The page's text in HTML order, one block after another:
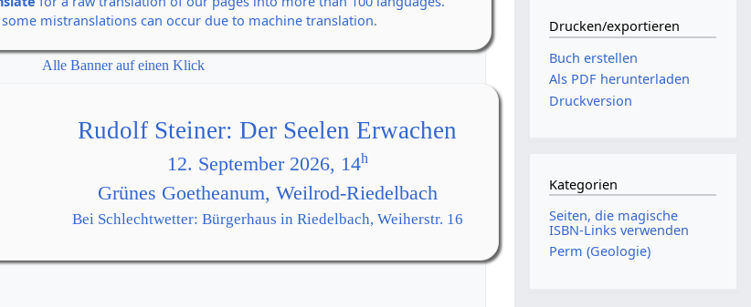
mistranslations can occur due to machine translation.
Alle Banner auf einen Klick
Rudolf Steiner: Der Seelen Erwachen
12. September 2026, 14h
Grünes Goetheanum, Weilrod-Riedelbach
Bei Schlechtwetter: Bürgerhaus in Riedelbach, Weiherstr. 16
Drucken/­exportieren
Buch erstellen
Als PDF herunterladen
Druckversion
Kategorien
Seiten, die magische
ISBN-Links verwenden
Perm (Geologie)